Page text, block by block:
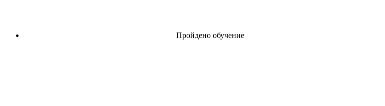
Пройдено обучение